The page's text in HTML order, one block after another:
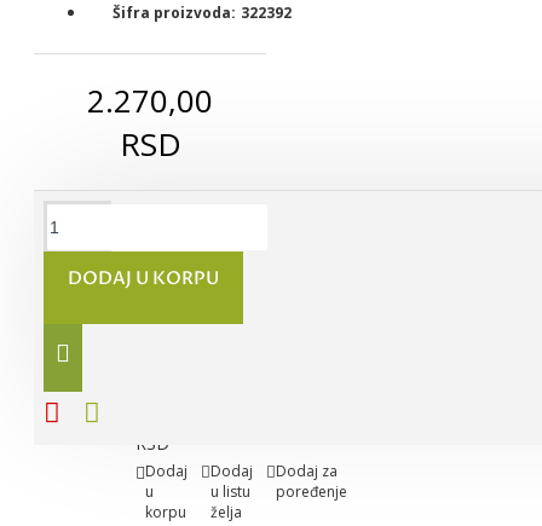
2.270,00
RSD
Šifra proizvoda: 322392
DODAJ U KORPU
BEAUTY
kesice sa
RSD
Dodaj
u
korpu
Dodaj
u listu
želja
Dodaj za
poređenje